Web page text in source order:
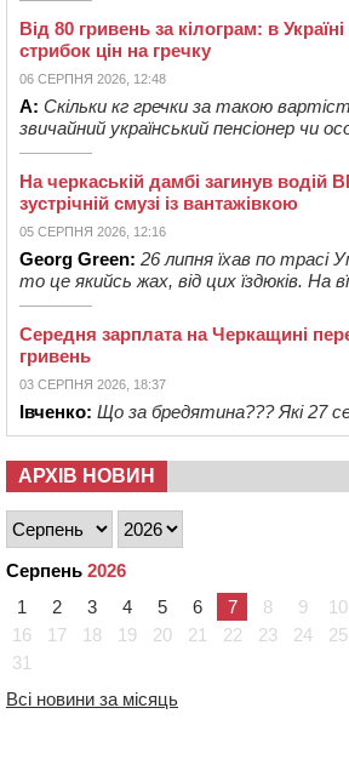
Від 80 гривень за кілограм: в
стрибок цін на гречку
06 СЕРПНЯ 2026, 12:48
А: Скільки кг гречки за такою
звичайний український пенсіонер чи
На черкаській дамбі загинув водій
зустрічній смузі із вантажівкою
05 СЕРПНЯ 2026, 12:16
Georg Green: 26 липня їхав по трасі
то це якийсь жах, від цих їздюків. На
Середня зарплата на Черкащині
гривень
03 СЕРПНЯ 2026, 18:37
Івченко: Що за бредятина??? Які 27
АРХІВ НОВИН
Серпень 2026
1
2 3 4 5 6 7 8 9 10
16
17 18 19 20 21 22 23 24 25
31
Всі новини за місяць